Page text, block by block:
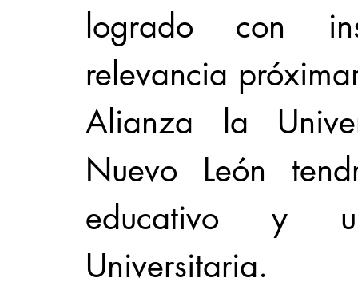
logrado con
relevancia
Alianza la
Nuevo León
educativo y
Universitaria.